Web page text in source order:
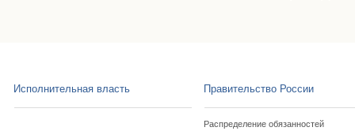
Исполнительная власть Правительство России
Распределение обязанностей